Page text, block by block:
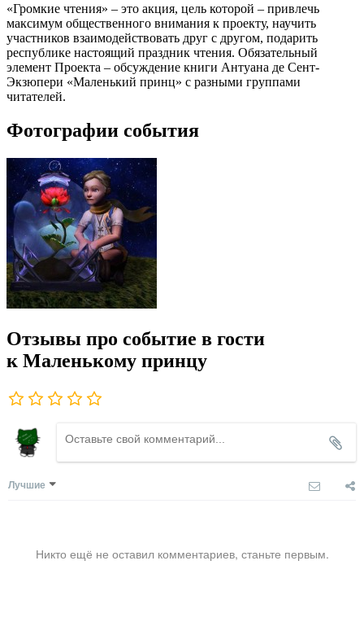
«Громкие чтения» – это акция, цель которой – привлечь
максимум общественного внимания к проекту, научить
участников взаимодействовать друг с другом, подарить
республике настоящий праздник чтения. Обязательный
элемент Проекта – обсуждение книги Антуана де Сент-
Экзюпери «Маленький принц» с разными группами
читателей.
Фотографии события
Отзывы про событие в гости
к Маленькому принцу
Лучшие
Никто ещё не оставил комментариев, станьте первым.